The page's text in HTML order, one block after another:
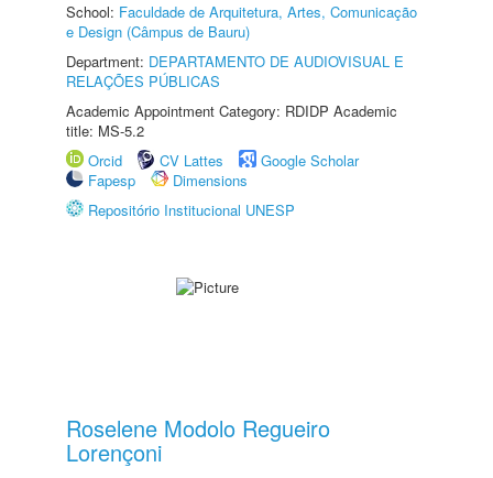
School: Faculdade de Arquitetura, Artes, Comunicação
e Design (Câmpus de Bauru)
Department: DEPARTAMENTO DE AUDIOVISUAL E
RELAÇÕES PÚBLICAS
Academic Appointment Category: RDIDP Academic
title: MS-5.2
Orcid
CV Lattes
Google Scholar
Fapesp
Dimensions
Repositório Institucional UNESP
Roselene Modolo Regueiro
Lorençoni